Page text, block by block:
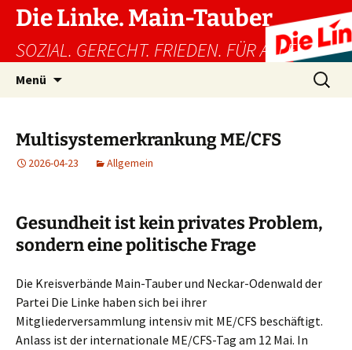
Zum
Inhalt
springen
Die Linke. Main-Tauber
SOZIAL. GERECHT. FRIEDEN. FÜR ALLE!
Menü
Suchen
nach:
Multisystemerkrankung ME/CFS
2026-04-23 Allgemein
Gesundheit ist kein privates Problem,
sondern eine politische Frage
Die Kreisverbände Main-Tauber und Neckar-Odenwald der
Partei Die Linke haben sich bei ihrer
Mitgliederversammlung intensiv mit ME/CFS beschäftigt.
Anlass ist der internationale ME/CFS-Tag am 12 Mai. In